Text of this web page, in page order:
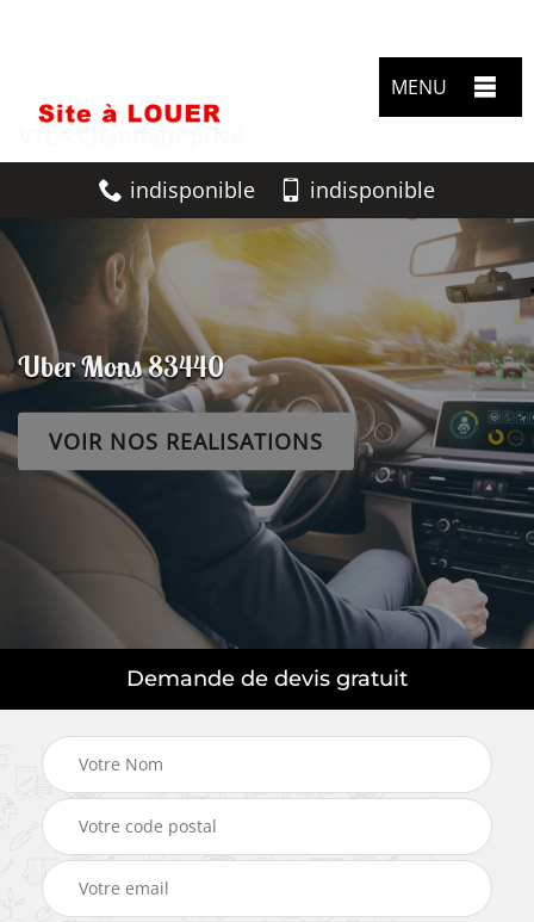
MENU
indisponible indisponible
Uber Mons 83440
VOIR NOS REALISATIONS
Demande de devis gratuit